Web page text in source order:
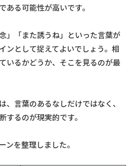
ある可能性が高いです。
」「また誘うね」といった言葉が
ンとして捉えてよいでしょう。相
いるかどうか、そこを見るのが最
、言葉のあるなしだけではなく、
するのが現実的です。
ンを整理しました。